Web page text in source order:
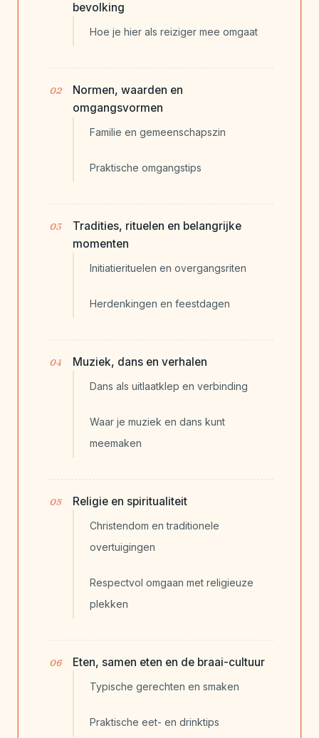
bevolking
Hoe je hier als reiziger mee omgaat
Normen, waarden en
omgangsvormen
Familie en gemeenschapszin
Praktische omgangstips
Tradities, rituelen en belangrijke
momenten
Initiatierituelen en overgangsriten
Herdenkingen en feestdagen
Muziek, dans en verhalen
Dans als uitlaatklep en verbinding
Waar je muziek en dans kunt
meemaken
Religie en spiritualiteit
Christendom en traditionele
overtuigingen
Respectvol omgaan met religieuze
plekken
Eten, samen eten en de braai-cultuur
Typische gerechten en smaken
Praktische eet- en drinktips